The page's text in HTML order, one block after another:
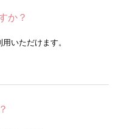
か？
いただけます。